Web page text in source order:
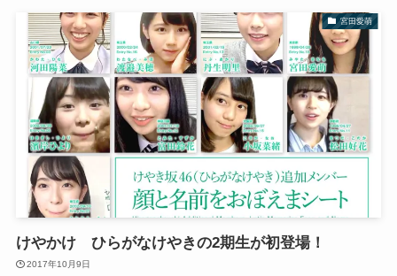
宮田愛萌
けやかけ ひらがなけやきの2期生が初登場！
2017年10月9日